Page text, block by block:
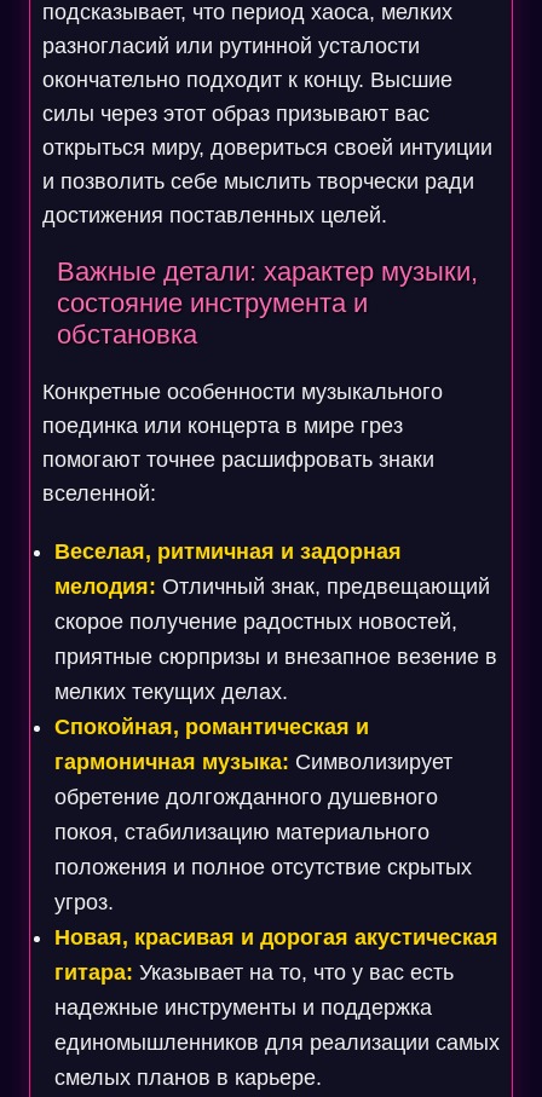
подсказывает, что период хаоса, мелких
разногласий или рутинной усталости
окончательно подходит к концу. Высшие
силы через этот образ призывают вас
открыться миру, довериться своей интуиции
и позволить себе мыслить творчески ради
достижения поставленных целей.
Важные детали: характер музыки,
состояние инструмента и
обстановка
Конкретные особенности музыкального
поединка или концерта в мире грез
помогают точнее расшифровать знаки
вселенной:
Веселая, ритмичная и задорная
мелодия: Отличный знак, предвещающий
скорое получение радостных новостей,
приятные сюрпризы и внезапное везение в
мелких текущих делах.
Спокойная, романтическая и
гармоничная музыка: Символизирует
обретение долгожданного душевного
покоя, стабилизацию материального
положения и полное отсутствие скрытых
угроз.
Новая, красивая и дорогая акустическая
гитара: Указывает на то, что у вас есть
надежные инструменты и поддержка
единомышленников для реализации самых
смелых планов в карьере.